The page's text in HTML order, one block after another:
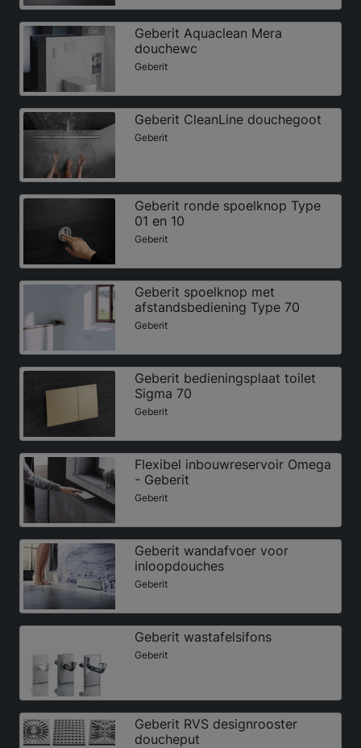
Geberit Aquaclean Mera
douchewc
Geberit
Geberit CleanLine douchegoot
Geberit
Geberit ronde spoelknop Type
01 en 10
Geberit
Geberit spoelknop met
afstandsbediening Type 70
Geberit
Geberit bedieningsplaat toilet
Sigma 70
Geberit
Flexibel inbouwreservoir Omega
- Geberit
Geberit
Geberit wandafvoer voor
inloopdouches
Geberit
Geberit wastafelsifons
Geberit
Geberit RVS designrooster
doucheput